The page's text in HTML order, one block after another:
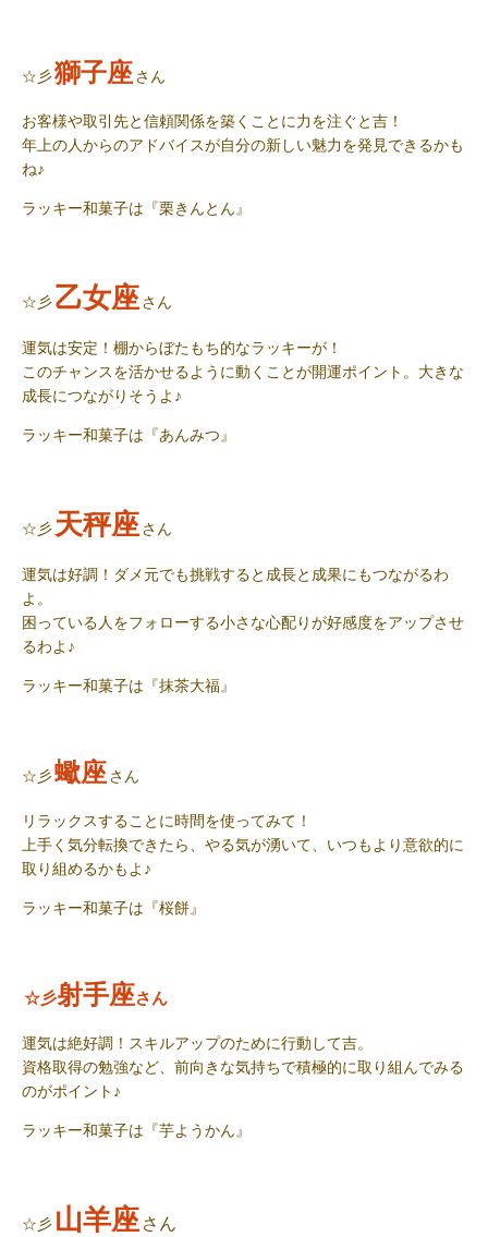
☆彡獅子座さん
お客様や取引先と信頼関係を築くことに力を注ぐと吉！
年上の人からのアドバイスが自分の新しい魅力を発見できるかも
ね♪
ラッキー和菓子は『栗きんとん』
☆彡乙女座さん
運気は安定！棚からぼたもち的なラッキーが！
このチャンスを活かせるように動くことが開運ポイント。大きな
成長につながりそうよ♪
ラッキー和菓子は『あんみつ』
☆彡 天秤座さん
運気は好調！ダメ元でも挑戦すると成長と成果にもつながるわ
よ。
困っている人をフォローする小さな心配りが好感度をアップさせ
るわよ♪
ラッキー和菓子は『抹茶大福』
☆彡蠍座さん
リラックスすることに時間を使ってみて！
上手く気分転換できたら、やる気が湧いて、いつもより意欲的に
取り組めるかもよ♪
ラッキー和菓子は『桜餅』
☆彡射手座さん
運気は絶好調！スキルアップのために行動して吉。
資格取得の勉強など、前向きな気持ちで積極的に取り組んでみる
のがポイント♪
ラッキー和菓子は『芋ようかん』
☆彡 山羊座 さん